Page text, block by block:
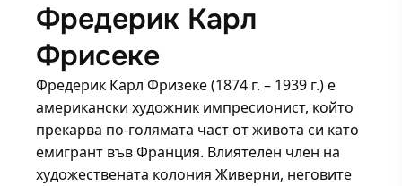
Фредерик Карл
Фрисеке
Фредерик Карл Фризеке (1874 г. – 1939 г.) е
американски художник импресионист, който
прекарва по-голямата част от живота си като
емигрант във Франция. Влиятелен член на
художествената колония Живерни, неговите